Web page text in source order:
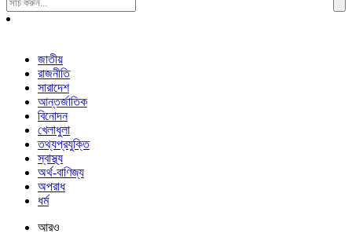
For:
জাতীয়
রাজনীতি
সারাদেশ
আন্তর্জাতিক
বিনোদন
খেলাধুলা
তথ্যপ্রযুক্তি
স্বাস্থ্য
অর্থ-বাণিজ্য
অপরাধ
ধর্ম
আরও